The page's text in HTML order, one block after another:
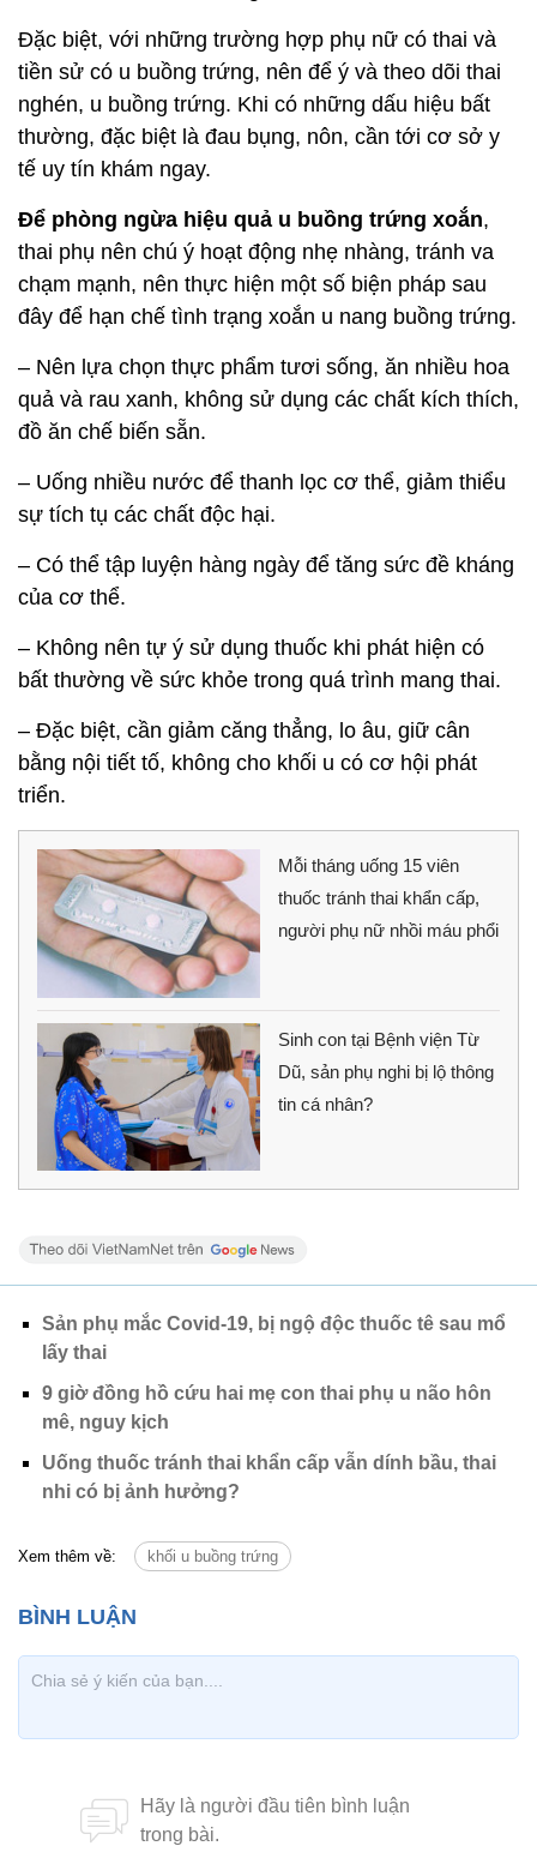
Đặc biệt, với những trường hợp phụ nữ có thai và
tiền sử có u buồng trứng, nên để ý và theo dõi thai
nghén, u buồng trứng. Khi có những dấu hiệu bất
thường, đặc biệt là đau bụng, nôn, cần tới cơ sở y
tế uy tín khám ngay.
Để phòng ngừa hiệu quả u buồng trứng xoắn,
thai phụ nên chú ý hoạt động nhẹ nhàng, tránh va
chạm mạnh, nên thực hiện một số biện pháp sau
đây để hạn chế tình trạng xoắn u nang buồng trứng.
– Nên lựa chọn thực phẩm tươi sống, ăn nhiều hoa
quả và rau xanh, không sử dụng các chất kích thích,
đồ ăn chế biến sẵn.
– Uống nhiều nước để thanh lọc cơ thể, giảm thiểu
sự tích tụ các chất độc hại.
– Có thể tập luyện hàng ngày để tăng sức đề kháng
của cơ thể.
– Không nên tự ý sử dụng thuốc khi phát hiện có
bất thường về sức khỏe trong quá trình mang thai.
– Đặc biệt, cần giảm căng thẳng, lo âu, giữ cân
bằng nội tiết tố, không cho khối u có cơ hội phát
triển.
Mỗi tháng uống 15 viên
thuốc tránh thai khẩn cấp,
người phụ nữ nhồi máu phổi
Sinh con tại Bệnh viện Từ
Dũ, sản phụ nghi bị lộ thông
tin cá nhân?
Sản phụ mắc Covid-19, bị ngộ độc thuốc tê sau mổ
lấy thai
9 giờ đồng hồ cứu hai mẹ con thai phụ u não hôn
mê, nguy kịch
Uống thuốc tránh thai khẩn cấp vẫn dính bầu, thai
nhi có bị ảnh hưởng?
Xem thêm về: khối u buồng trứng